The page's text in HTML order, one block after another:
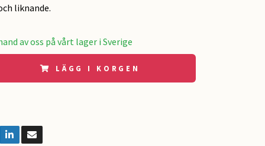
liknande.
av oss på vårt lager i Sverige
LÄGG I KORGEN